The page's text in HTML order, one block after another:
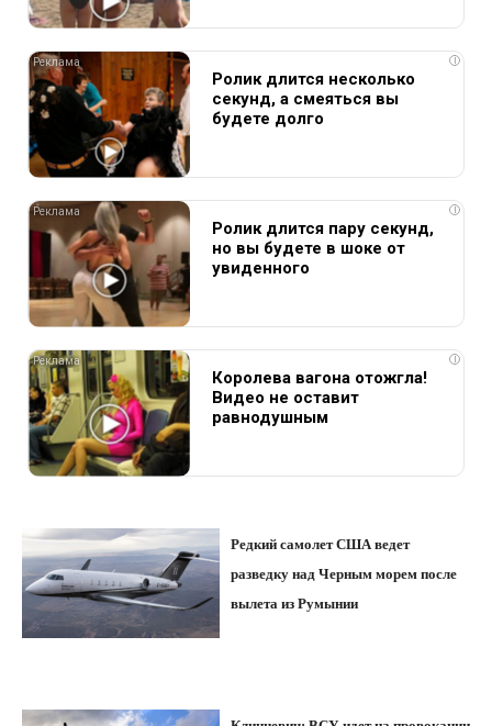
i
Ролик длится несколько
секунд, а смеяться вы
будете долго
i
Ролик длится пару секунд,
но вы будете в шоке от
увиденного
i
Королева вагона отожгла!
Видео не оставит
равнодушным
Редкий самолет США ведет
разведку над Черным морем после
вылета из Румынии